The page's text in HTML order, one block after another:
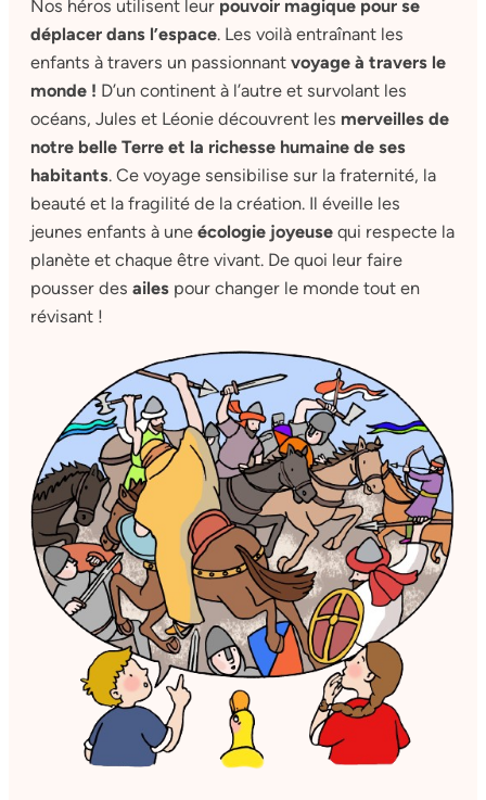
Nos héros utilisent leur pouvoir magique pour se
déplacer dans l’espace. Les voilà entraînant les
enfants à travers un passionnant voyage à travers le
monde ! D’un continent à l’autre et survolant les
océans, Jules et Léonie découvrent les merveilles de
notre belle Terre et la richesse humaine de ses
habitants. Ce voyage sensibilise sur la fraternité, la
beauté et la fragilité de la création. Il éveille les
jeunes enfants à une écologie joyeuse qui respecte la
planète et chaque être vivant. De quoi leur faire
pousser des ailes pour changer le monde tout en
révisant !